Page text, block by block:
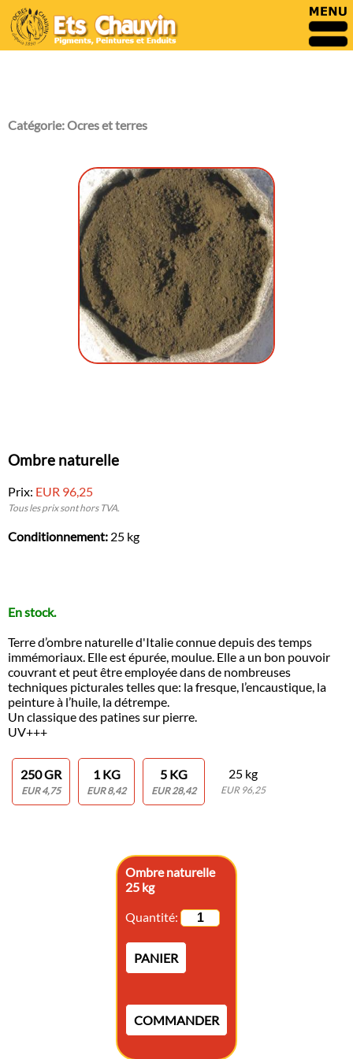
Catégorie:Ocres et terres
Ombre naturelle
Prix: EUR 96,25
Tous les prix sont hors TVA.
Conditionnement: 25 kg
En stock.
Terre d’ombre naturelle d'Italie connue depuis des temps
immémoriaux. Elle est épurée, moulue. Elle a un bon pouvoir
couvrant et peut être employée dans de nombreuses
techniques picturales telles que: la fresque, l’encaustique, la
peinture à l’huile, la détrempe.
Un classique des patines sur pierre.
UV+++
250 GR
EUR 4,75
1 KG
EUR 8,42
5 KG
EUR 28,42
25 kg
EUR 96,25
Ombre naturelle
25 kg
Quantité:
PANIER
COMMANDER